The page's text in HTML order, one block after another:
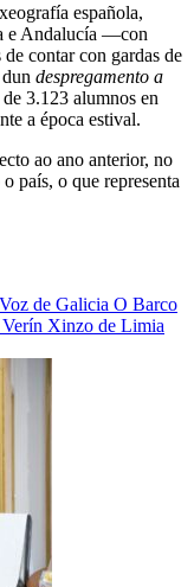
española,
e Andalucía —con
contar con gardas de
despregamento a
3.123 alumnos en
a época estival.
ao ano anterior, no
país, o que representa
de Galicia O Barco
Verín Xinzo de Limia